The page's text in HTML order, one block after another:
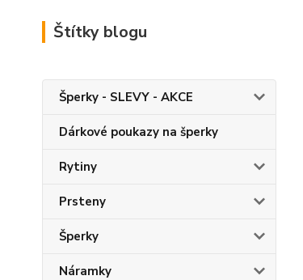
Štítky blogu
Šperky - SLEVY - AKCE
Dárkové poukazy na šperky
Rytiny
Prsteny
Šperky
Náramky